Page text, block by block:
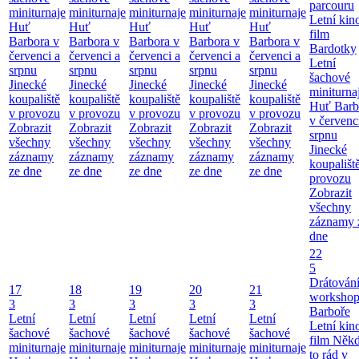
miniturnaje
Huť
Barbora v
červenci a
srpnu
Jinecké
koupaliště
v provozu
Zobrazit
všechny
záznamy
ze dne
miniturnaje
Huť
Barbora v
červenci a
srpnu
Jinecké
koupaliště
v provozu
Zobrazit
všechny
záznamy
ze dne
miniturnaje
Huť
Barbora v
červenci a
srpnu
Jinecké
koupaliště
v provozu
Zobrazit
všechny
záznamy
ze dne
miniturnaje
Huť
Barbora v
červenci a
srpnu
Jinecké
koupaliště
v provozu
Zobrazit
všechny
záznamy
ze dne
miniturnaje
Huť
Barbora v
červenci a
srpnu
Jinecké
koupaliště
v provozu
Zobrazit
všechny
záznamy
ze dne
parcouru
Letní
film
Bardotky
Letní
šachové
Huť
v
srpnu
Jinecké
provozu
Zobrazit
všechny
záznamy
dne
17
3
Letní
šachové
miniturnaje
18
3
Letní
šachové
miniturnaje
19
3
Letní
šachové
miniturnaje
20
3
Letní
šachové
miniturnaje
21
3
Letní
šachové
miniturnaje
22
5
Barboře
Letní
film
to rád v